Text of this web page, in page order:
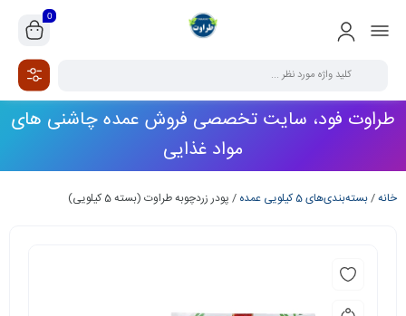
0
طراوت فود، سایت تخصصی فروش عمده چاشنی های
مواد غذایی
خانه/بسته‌بندی‌های 5 کیلویی عمده / پودر زردچوبه طراوت (بسته 5 کیلویی)